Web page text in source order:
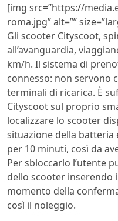
[img src=”https://
roma.jpg” alt=””
Gli scooter Cityscoot,
all’avanguardia,
km/h. Il sistema di
connesso: non servono
terminali di ricarica. È
Cityscoot sul proprio
localizzare lo scooter
situazione della
per 10 minuti, così da
Per sbloccarlo l’utente
dello scooter inserendo
momento della
così il noleggio.